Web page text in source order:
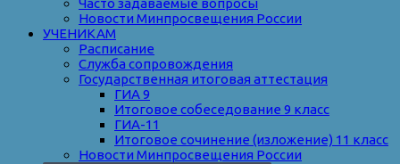
Часто задаваемые вопросы
Новости Минпросвещения России
УЧЕНИКАМ
Расписание
Служба сопровождения
Государственная итоговая аттестация
ГИА 9
Итоговое собеседование 9 класс
ГИА-11
Итоговое сочинение (изложение) 11 класс
Новости Минпросвещения России